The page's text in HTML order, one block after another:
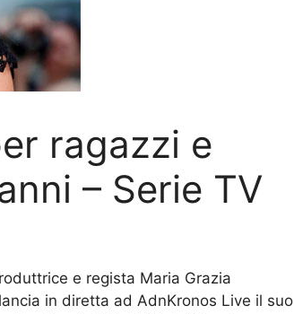
ragazzi e
– Serie TV
e regista Maria Grazia
in diretta ad AdnKronos Live il suo